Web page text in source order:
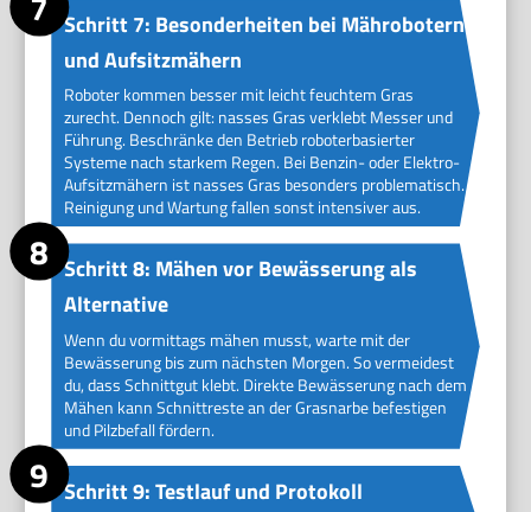
Schritt 7: Besonderheiten bei Mährobotern
und Aufsitzmähern
Roboter kommen besser mit leicht feuchtem Gras
zurecht. Dennoch gilt: nasses Gras verklebt Messer und
Führung. Beschränke den Betrieb roboterbasierter
Systeme nach starkem Regen. Bei Benzin- oder Elektro-
Aufsitzmähern ist nasses Gras besonders problematisch.
Reinigung und Wartung fallen sonst intensiver aus.
Schritt 8: Mähen vor Bewässerung als
Alternative
Wenn du vormittags mähen musst, warte mit der
Bewässerung bis zum nächsten Morgen. So vermeidest
du, dass Schnittgut klebt. Direkte Bewässerung nach dem
Mähen kann Schnittreste an der Grasnarbe befestigen
und Pilzbefall fördern.
Schritt 9: Testlauf und Protokoll